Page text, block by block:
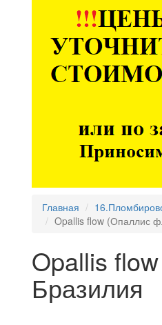
Главная
Opallis flow (Опаллис
Opallis
Бразилия